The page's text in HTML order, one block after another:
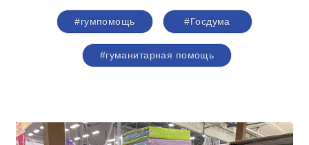
#гумпомощь #Госдума
#гуманитарная помощь